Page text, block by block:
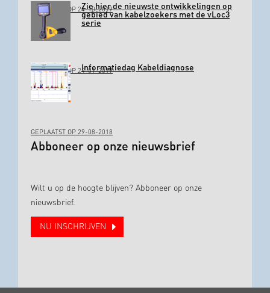
GEPLAATST OP 24-10-2019Zie hier de nieuwste ontwikkelingen op
gebied van kabelzoekers met de vLoc3
serie
GEPLAATST OP 24-01-2019Informatiedag Kabeldiagnose
GEPLAATST OP 29-08-2018
Abboneer op onze nieuwsbrief
Wilt u op de hoogte blijven? Abboneer op onze
nieuwsbrief.
NU INSCHRIJVEN